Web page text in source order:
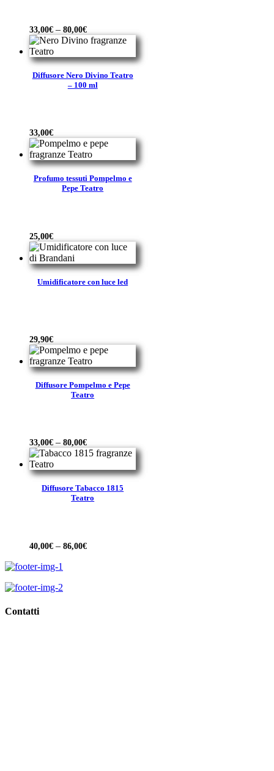
33,00€ – 80,00€
Diffusore Nero Divino Teatro
– 100 ml
33,00€
Profumo tessuti Pompelmo e
Pepe Teatro
25,00€
Umidificatore con luce led
29,90€
Diffusore Pompelmo e Pepe
Teatro
33,00€ – 80,00€
Diffusore Tabacco 1815
Teatro
40,00€ – 86,00€
Contatti